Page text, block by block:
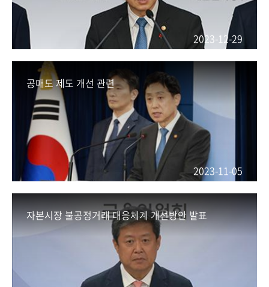
2023-12-29
공매도 제도 개선 관련
2023-11-05
자본시장 불공정거래 대응체계 개선방안 발표